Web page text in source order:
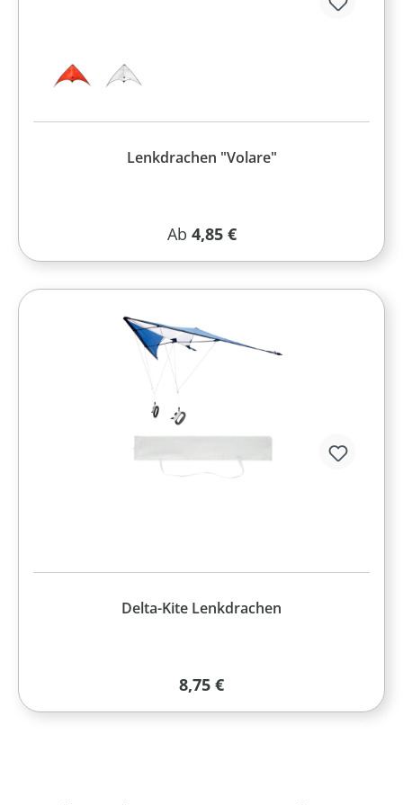
Lenkdrachen "Volare"
Regulärer Preis:
Ab 4,85 €
Delta-Kite Lenkdrachen
Regulärer Preis:
8,75 €